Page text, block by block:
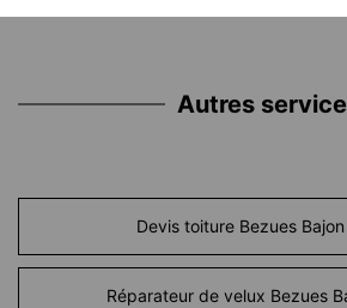
Autres
Devis toiture Bezues
Réparateur de velux Bezues